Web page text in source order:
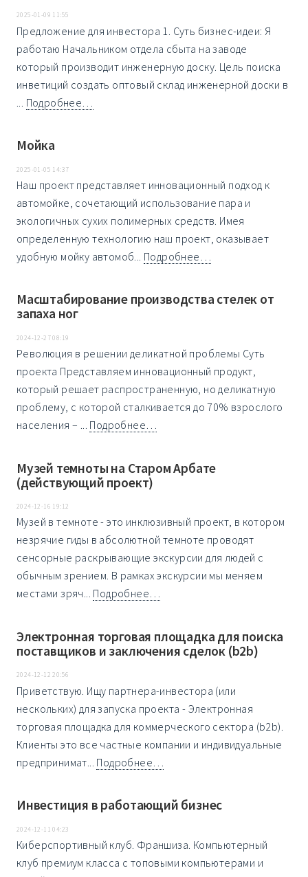
2025-01-09 11:55
Предложение для инвестора 1. Суть бизнес-идеи: Я
работаю Начальником отдела сбыта на заводе
который производит инженерную доску. Цель поиска
инветиций создать оптовый склад инженерной доски в
Подробнее…
Мойка
2025-01-05 14:37
Наш проект представляет инновационный подход к
автомойке, сочетающий использование пара и
экологичных сухих полимерных средств. Имея
определенную технологию наш проект, оказывает
удобную мойку автомоб... Подробнее…
Масштабирование производства стелек от
запаха ног
2024-12-27 08:19
Революция в решении деликатной проблемы Суть
проекта Представляем инновационный продукт,
который решает распространенную, но деликатную
проблему, с которой сталкивается до 70% взрослого
населения – ... Подробнее…
Музей темноты на Старом Арбате
(действующий проект)
2024-12-16 19:12
Музей в темноте - это инклюзивный проект, в котором
незрячие гиды в абсолютной темноте проводят
сенсорные раскрывающие экскурсии для людей с
обычным зрением. В рамках экскурсии мы меняем
местами зряч... Подробнее…
Электронная торговая площадка для поиска
поставщиков и заключения сделок (b2b)
2024-12-12 20:56
Приветствую. Ищу партнера-инвестора (или
нескольких) для запуска проекта - Электронная
торговая площадка для коммерческого сектора (b2b).
Клиенты это все частные компании и индивидуальные
предпринимат... Подробнее…
Инвестиция в работающий бизнес
2024-12-11 04:23
Киберспортивный клуб. Франшиза. Компьютерный
клуб премиум класса с топовыми компьютерами и